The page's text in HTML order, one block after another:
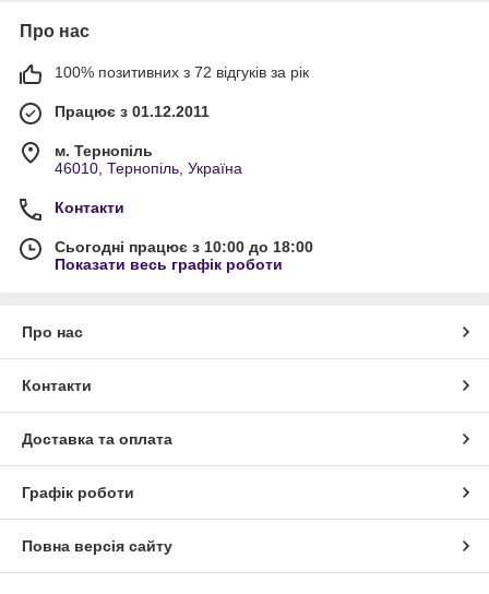
Про нас
100% позитивних з 72 відгуків за рік
Працює з 01.12.2011
м. Тернопіль
46010, Тернопіль, Україна
Контакти
Сьогодні працює з 10:00 до 18:00
Показати весь графік роботи
Про нас
Контакти
Доставка та оплата
Графік роботи
Повна версія сайту